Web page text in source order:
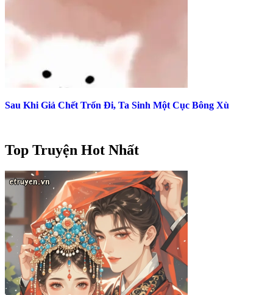
Sau Khi Giả Chết Trốn Đi, Ta Sinh Một Cục Bông Xù
Top Truyện Hot Nhất